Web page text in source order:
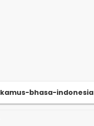
kamus-bhasa-indonesia